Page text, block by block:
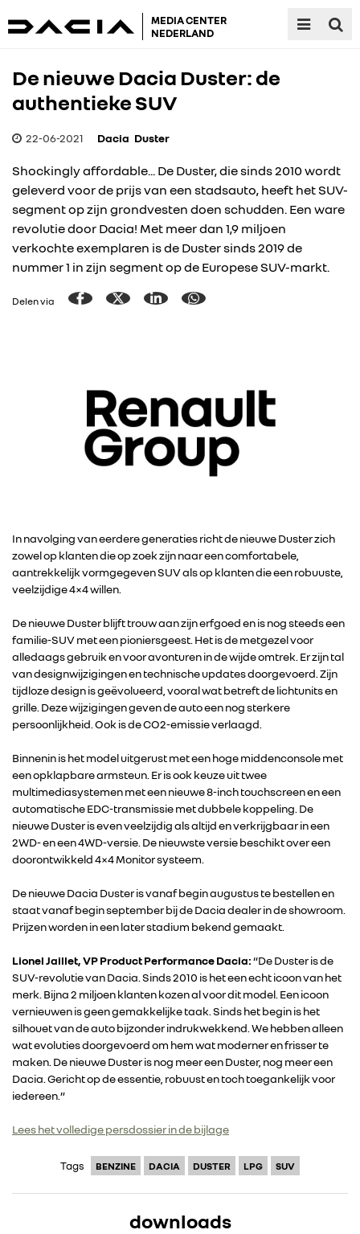
MEDIA CENTER
NEDERLAND
RENAULT GROUP
RENAULT
DACIA
ALPINE
ALLIANCE
IN DE MEDIA
De nieuwe Dacia Duster: de
authentieke SUV
22-06-2021 Dacia Duster
Shockingly affordable... De Duster, die sinds 2010 wordt
geleverd voor de prijs van een stadsauto, heeft het SUV-
segment op zijn grondvesten doen schudden. Een ware
revolutie door Dacia! Met meer dan 1,9 miljoen
verkochte exemplaren is de Duster sinds 2019 de
nummer 1 in zijn segment op de Europese SUV-markt.
Delen via
In navolging van eerdere generaties richt de nieuwe Duster zich
zowel op klanten die op zoek zijn naar een comfortabele,
aantrekkelijk vormgegeven SUV als op klanten die een robuuste,
veelzijdige 4×4 willen.
De nieuwe Duster blijft trouw aan zijn erfgoed en is nog steeds een
familie-SUV met een pioniersgeest. Het is de metgezel voor
alledaags gebruik en voor avonturen in de wijde omtrek. Er zijn tal
van designwijzigingen en technische updates doorgevoerd. Zijn
tijdloze design is geëvolueerd, vooral wat betreft de lichtunits en
grille. Deze wijzigingen geven de auto een nog sterkere
persoonlijkheid. Ook is de CO2-emissie verlaagd.
Binnenin is het model uitgerust met een hoge middenconsole met
een opklapbare armsteun. Er is ook keuze uit twee
multimediasystemen met een nieuwe 8-inch touchscreen en een
automatische EDC-transmissie met dubbele koppeling. De
nieuwe Duster is even veelzijdig als altijd en verkrijgbaar in een
2WD- en een 4WD-versie. De nieuwste versie beschikt over een
doorontwikkeld 4×4 Monitor systeem.
De nieuwe Dacia Duster is vanaf begin augustus te bestellen en
staat vanaf begin september bij de Dacia dealer in de showroom.
Prijzen worden in een later stadium bekend gemaakt.
Lionel Jaillet, VP Product Performance Dacia:“De Duster is de
SUV-revolutie van Dacia. Sinds 2010 is het een echt icoon van het
merk. Bijna 2 miljoen klanten kozen al voor dit model. Een icoon
vernieuwen is geen gemakkelijke taak. Sinds het begin is het
silhouet van de auto bijzonder indrukwekkend. We hebben alleen
wat evoluties doorgevoerd om hem wat moderner en frisser te
maken. De nieuwe Duster is nog meer een Duster, nog meer een
Dacia. Gericht op de essentie, robuust en toch toegankelijk voor
iedereen.”
Lees het volledige persdossier in de bijlage
Tags BENZINE DACIA DUSTER LPG SUV
downloads